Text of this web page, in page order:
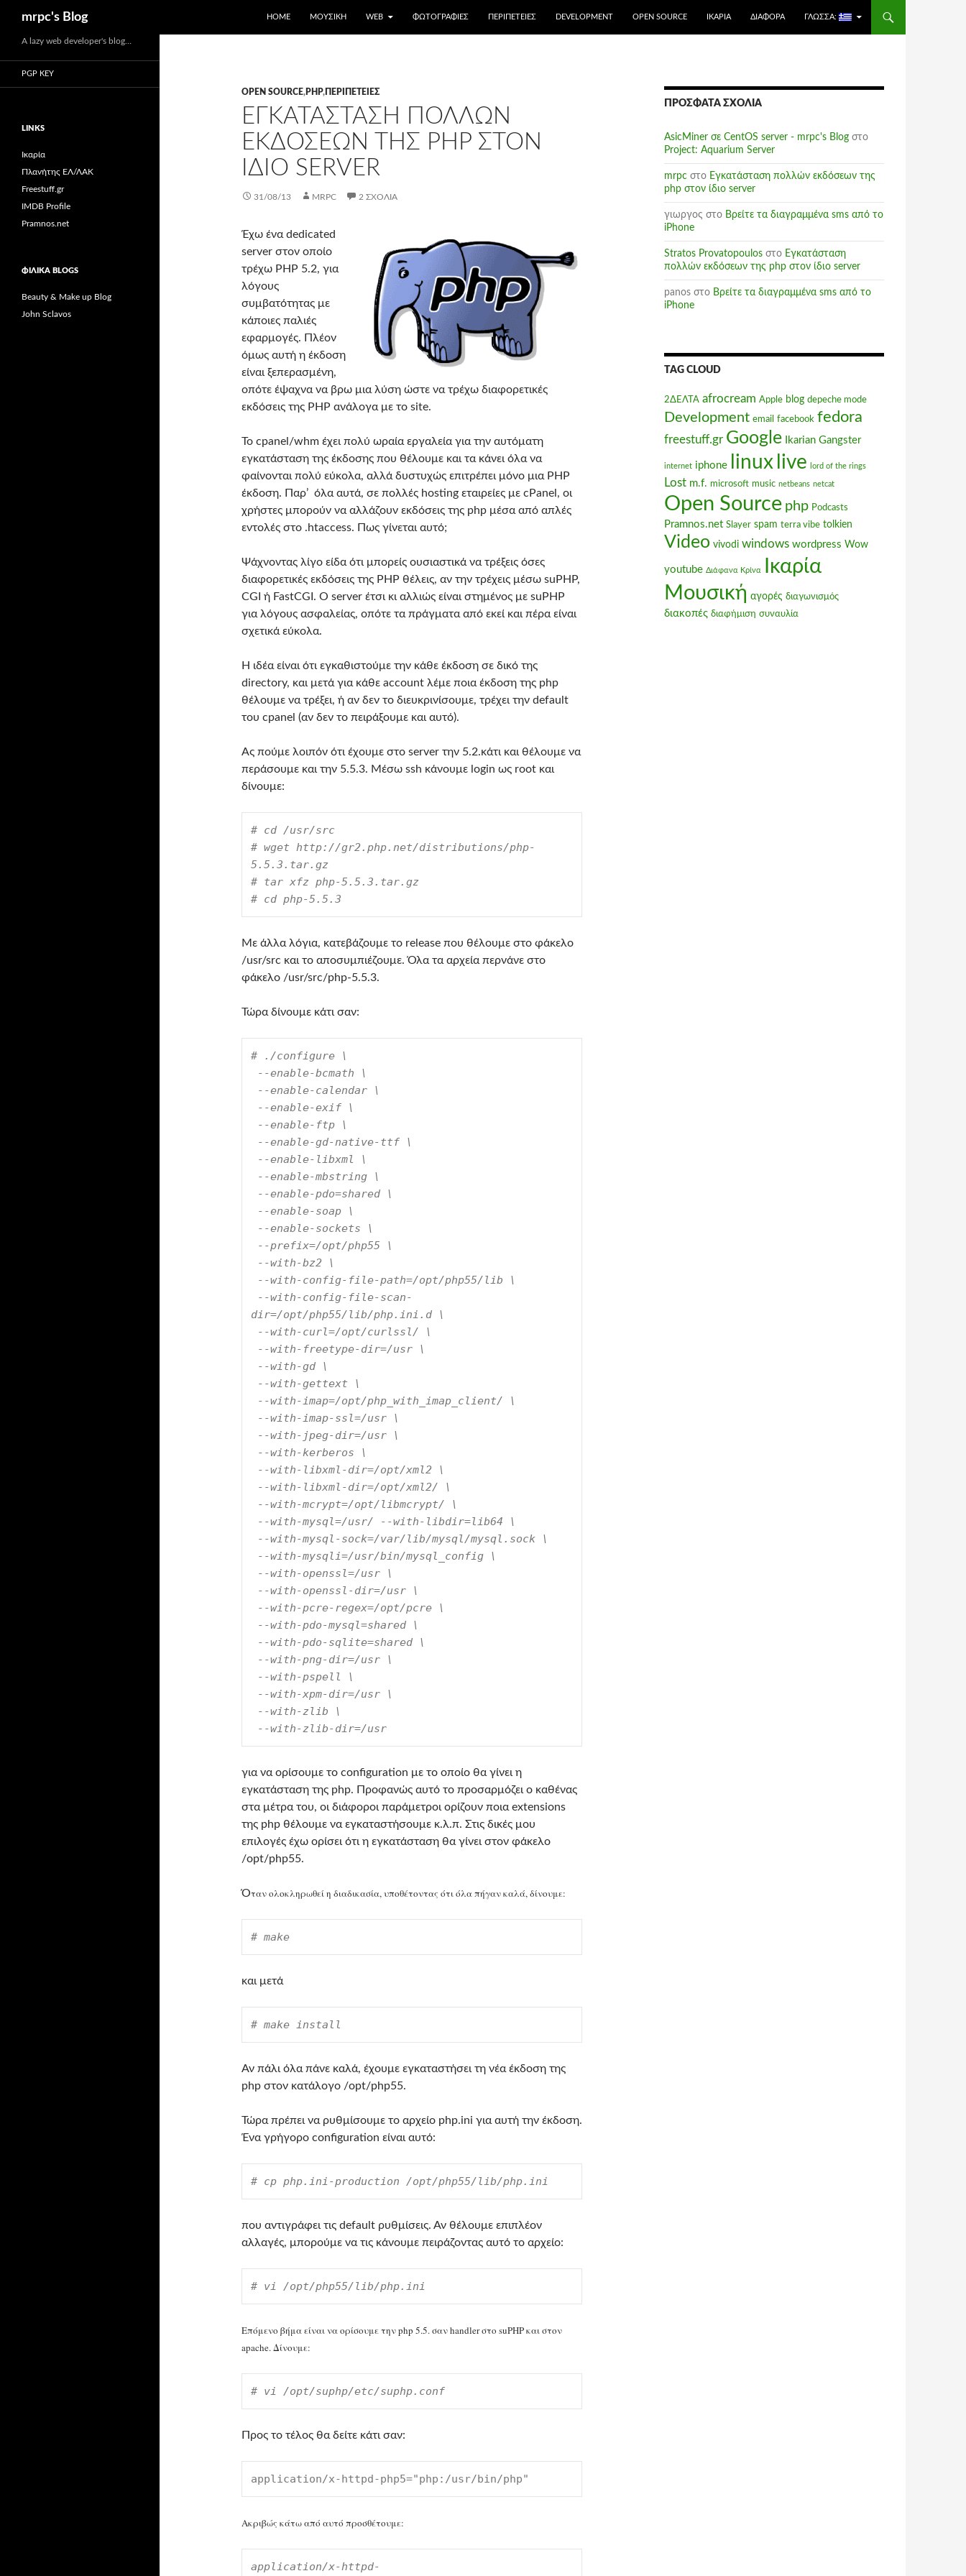
Μετάβαση
σε
περιεχόμενο
mrpc's Blog HOME ΜΟΥΣΙΚΉ WEB ΦΩΤΟΓΡΑΦΊΕΣ ΠΕΡΙΠΈΤΕΙΕΣ DEVELOPMENT OPEN SOURCE ΙΚΑΡΊΑ ΔΙΆΦΟΡΑ ΓΛΏΣΣΑ:
OPEN SOURCE,PHP, ΠΕΡΙΠΈΤΕΙΕΣ
ΕΓΚΑΤΆΣΤΑΣΗ ΠΟΛΛΏΝ
ΕΚΔΌΣΕΩΝ ΤΗΣ PHP ΣΤΟΝ
ΊΔΙΟ SERVER
31/08/13 MRPC 2 ΣΧΌΛΙΑ
Έχω ένα dedicated
server στον οποίο
τρέχω PHP 5.2, για
λόγους
συμβατότητας με
κάποιες παλιές
εφαρμογές. Πλέον
όμως αυτή η έκδοση
είναι ξεπερασμένη,
οπότε έψαχνα να βρω μια λύση ώστε να τρέχω διαφορετικές
εκδόσεις της PHP ανάλογα με το site.
Το cpanel/whm έχει πολύ ωραία εργαλεία για την αυτόματη
εγκατάσταση της έκδοσης που θέλουμε και τα κάνει όλα να
φαίνονται πολύ εύκολα, αλλά δυστυχώς επιτρέπει μόνο μια PHP
έκδοση. Παρ’ όλα αυτά, σε πολλές hosting εταιρείες με cPanel, οι
χρήστες μπορούν να αλλάζουν εκδόσεις της php μέσα από απλές
εντολές στο .htaccess. Πως γίνεται αυτό;
Ψάχνοντας λίγο είδα ότι μπορείς ουσιαστικά να τρέξεις όσες
διαφορετικές εκδόσεις της PHP θέλεις, αν την τρέχεις μέσω suPHP,
CGI ή FastCGI. Ο server έτσι κι αλλιώς είναι στημένος με suPHP
για λόγους ασφαλείας, οπότε τα πράγματα από εκεί και πέρα είναι
σχετικά εύκολα.
Η ιδέα είναι ότι εγκαθιστούμε την κάθε έκδοση σε δικό της
directory, και μετά για κάθε account λέμε ποια έκδοση της php
θέλουμε να τρέξει, ή αν δεν το διευκρινίσουμε, τρέχει την default
του cpanel (αν δεν το πειράξουμε και αυτό).
Ας πούμε λοιπόν ότι έχουμε στο server την 5.2.κάτι και θέλουμε να
περάσουμε και την 5.5.3. Μέσω ssh κάνουμε login ως root και
δίνουμε:
# cd /usr/src
# wget http://gr2.php.net/distributions/php-
5.5.3.tar.gz
# tar xfz php-5.5.3.tar.gz
# cd php-5.5.3
Με άλλα λόγια, κατεβάζουμε το release που θέλουμε στο φάκελο
/usr/src και το αποσυμπιέζουμε. Όλα τα αρχεία περνάνε στο
φάκελο /usr/src/php-5.5.3.
Τώρα δίνουμε κάτι σαν:
# ./configure \
--enable-bcmath \
--enable-calendar \
--enable-exif \
--enable-ftp \
--enable-gd-native-ttf \
--enable-libxml \
--enable-mbstring \
--enable-pdo=shared \
--enable-soap \
--enable-sockets \
--prefix=/opt/php55 \
--with-bz2 \
--with-config-file-path=/opt/php55/lib \
--with-config-file-scan-
dir=/opt/php55/lib/php.ini.d \
--with-curl=/opt/curlssl/ \
--with-freetype-dir=/usr \
--with-gd \
--with-gettext \
--with-imap=/opt/php_with_imap_client/ \
--with-imap-ssl=/usr \
--with-jpeg-dir=/usr \
--with-kerberos \
--with-libxml-dir=/opt/xml2 \
--with-libxml-dir=/opt/xml2/ \
--with-mcrypt=/opt/libmcrypt/ \
--with-mysql=/usr/ --with-libdir=lib64 \
--with-mysql-sock=/var/lib/mysql/mysql.sock \
--with-mysqli=/usr/bin/mysql_config \
--with-openssl=/usr \
--with-openssl-dir=/usr \
--with-pcre-regex=/opt/pcre \
--with-pdo-mysql=shared \
--with-pdo-sqlite=shared \
--with-png-dir=/usr \
--with-pspell \
--with-xpm-dir=/usr \
--with-zlib \
--with-zlib-dir=/usr
για να ορίσουμε το configuration με το οποίο θα γίνει η
εγκατάσταση της php. Προφανώς αυτό το προσαρμόζει ο καθένας
στα μέτρα του, οι διάφοροι παράμετροι ορίζουν ποια extensions
της php θέλουμε να εγκαταστήσουμε κ.λ.π. Στις δικές μου
επιλογές έχω ορίσει ότι η εγκατάσταση θα γίνει στον φάκελο
/opt/php55.
Όταν ολοκληρωθεί η διαδικασία, υποθέτοντας ότι όλα πήγαν καλά, δίνουμε:
# make
και μετά
# make install
Αν πάλι όλα πάνε καλά, έχουμε εγκαταστήσει τη νέα έκδοση της
php στον κατάλογο /opt/php55.
Τώρα πρέπει να ρυθμίσουμε το αρχείο php.ini για αυτή την έκδοση.
Ένα γρήγορο configuration είναι αυτό:
# cp php.ini-production /opt/php55/lib/php.ini
που αντιγράφει τις default ρυθμίσεις. Αν θέλουμε επιπλέον
αλλαγές, μπορούμε να τις κάνουμε πειράζοντας αυτό το αρχείο:
# vi /opt/php55/lib/php.ini
Επόμενο βήμα είναι να ορίσουμε την php 5.5. σαν handler στο suPHP και στον
apache. Δίνουμε:
# vi /opt/suphp/etc/suphp.conf
Προς το τέλος θα δείτε κάτι σαν:
application/x-httpd-php5="php:/usr/bin/php"
Ακριβώς κάτω από αυτό προσθέτουμε:
application/x-httpd-
ΠΡΌΣΦΑΤΑ ΣΧΌΛΙΑ
AsicMiner σε CentOS server - mrpc's Blog στο
Project: Aquarium Server
mrpc στο Εγκατάσταση πολλών εκδόσεων της
php στον ίδιο server
γιωργος στο Βρείτε τα διαγραμμένα sms από το
iPhone
Stratos Provatopoulos στο Εγκατάσταση
πολλών εκδόσεων της php στον ίδιο server
panos στο Βρείτε τα διαγραμμένα sms από το
iPhone
TAG CLOUD
2ΔΕΛΤΑ afrocream Apple blog depeche mode
Development email facebook fedora
freestuff.gr Google Ikarian Gangster
internet iphone linux live lord of the rings
Lost m.f. microsoft music netbeans netcat
Open Source php Podcasts
Pramnos.net Slayer spam terra vibe tolkien
Video vivodi windows wordpress Wow
youtube Διάφανα Κρίνα Ικαρία
Μουσική αγορές διαγωνισμός
διακοπές διαφήμιση συναυλία
A lazy web developer's blog…
PGP KEY
LINKS
Ικαρία
Πλανήτης ΕΛ/ΛΑΚ
Freestuff.gr
IMDB Profile
Pramnos.net
ΦΙΛΙΚΆ BLOGS
Beauty & Make up Blog
John Sclavos